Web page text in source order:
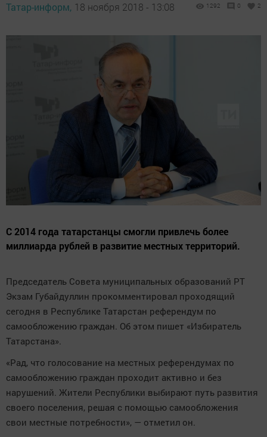
Татар-информ, 18 ноября 2018 - 13:08 1292 0 2
С 2014 года татарстанцы смогли привлечь более
миллиарда рублей в развитие местных территорий.
Председатель Совета муниципальных образований РТ
Экзам Губайдуллин прокомментировал проходящий
сегодня в Республике Татарстан референдум по
самообложению граждан. Об этом пишет «Избиратель
Татарстана».
«Рад, что голосование на местных референдумах по
самообложению граждан проходит активно и без
нарушений. Жители Республики выбирают путь развития
своего поселения, решая с помощью самообложения
свои местные потребности», — отметил он.